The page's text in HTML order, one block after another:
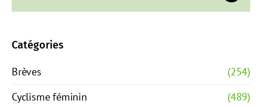
Catégories
Brèves
(254)
Cyclisme féminin
(489)